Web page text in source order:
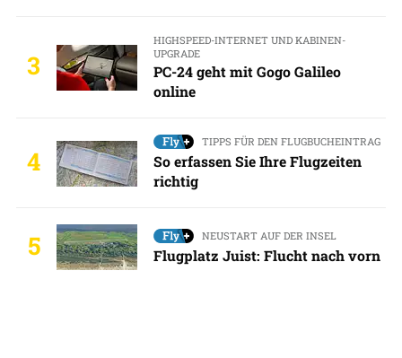
3
HIGHSPEED-INTERNET UND KABINEN-
UPGRADE
PC-24 geht mit Gogo Galileo
online
4
TIPPS FÜR DEN FLUGBUCHEINTRAG
So erfassen Sie Ihre Flugzeiten
richtig
5 NEUSTART AUF DER INSEL
Flugplatz Juist: Flucht nach vorn